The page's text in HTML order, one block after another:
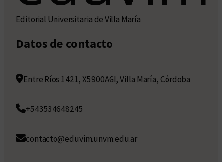
Editorial Universitaria de Villa María
Datos de contacto
Entre Ríos 1421, X5900AGI, Villa María, Córdoba
+543534648245
contacto@eduvim.unvm.edu.ar